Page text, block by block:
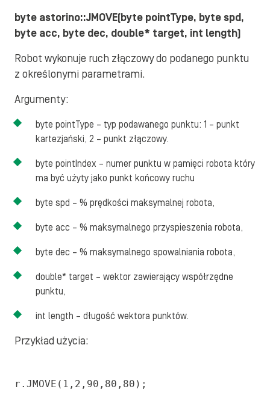
byte astorino::JMOVE(byte pointType, byte spd,
byte acc, byte dec, double* target, int length)
Robot wykonuje ruch złączowy do podanego punktu
z określonymi parametrami.
Argumenty:
byte pointType – typ podawanego punktu: 1 – punkt
kartezjański, 2 – punkt złączowy.
byte pointIndex – numer punktu w pamięci robota który
ma być użyty jako punkt końcowy ruchu
byte spd – % prędkości maksymalnej robota,
byte acc – % maksymalnego przyspieszenia robota,
byte dec – % maksymalnego spowalniania robota,
double* target – wektor zawierający współrzędne
punktu,
int length – długość wektora punktów.
Przykład użycia:
r.JMOVE(1,2,90,80,80);